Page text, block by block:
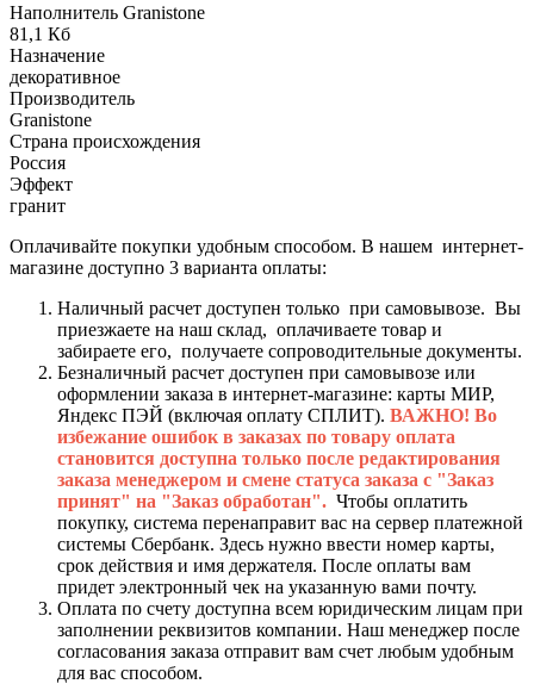
Наполнитель Granistone
81,1 Кб
Назначение
декоративное
Производитель
Granistone
Страна происхождения
Россия
Эффект
гранит
Оплачивайте покупки удобным способом. В нашем интернет-
магазине доступно 3 варианта оплаты:
Наличный расчет доступен только при самовывозе. Вы
приезжаете на наш склад, оплачиваете товар и
забираете его, получаете сопроводительные документы.
Безналичный расчет доступен при самовывозе или
оформлении заказа в интернет-магазине: карты МИР,
Яндекс ПЭЙ (включая оплату СПЛИТ). ВАЖНО! Во
избежание ошибок в заказах по товару оплата
становится доступна только после редактирования
заказа менеджером и смене статуса заказа с "Заказ
принят" на "Заказ обработан". Чтобы оплатить
покупку, система перенаправит вас на сервер платежной
системы Сбербанк. Здесь нужно ввести номер карты,
срок действия и имя держателя. После оплаты вам
придет электронный чек на указанную вами почту.
Оплата по счету доступна всем юридическим лицам при
заполнении реквизитов компании. Наш менеджер после
согласования заказа отправит вам счет любым удобным
для вас способом.